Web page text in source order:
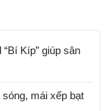
Kíp” giúp sân
mái xếp bạt